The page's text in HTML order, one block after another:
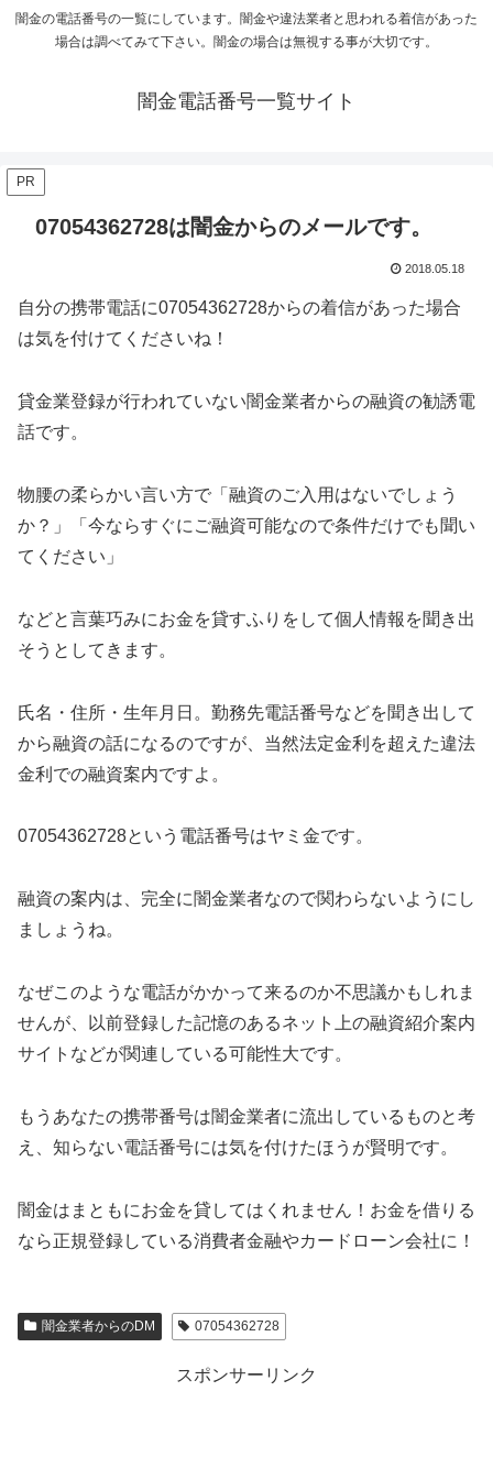
闇金の電話番号の一覧にしています。闇金や違法業者と思われる着信があった
場合は調べてみて下さい。闇金の場合は無視する事が大切です。
闇金電話番号一覧サイト
PR
07054362728は闇金からのメールです。
2018.05.18
自分の携帯電話に07054362728からの着信があった場合
は気を付けてくださいね！
貸金業登録が行われていない闇金業者からの融資の勧誘電
話です。
物腰の柔らかい言い方で「融資のご入用はないでしょう
か？」「今ならすぐにご融資可能なので条件だけでも聞い
てください」
などと言葉巧みにお金を貸すふりをして個人情報を聞き出
そうとしてきます。
氏名・住所・生年月日。勤務先電話番号などを聞き出して
から融資の話になるのですが、当然法定金利を超えた違法
金利での融資案内ですよ。
07054362728という電話番号はヤミ金です。
融資の案内は、完全に闇金業者なので関わらないようにし
ましょうね。
なぜこのような電話がかかって来るのか不思議かもしれま
せんが、以前登録した記憶のあるネット上の融資紹介案内
サイトなどが関連している可能性大です。
もうあなたの携帯番号は闇金業者に流出しているものと考
え、知らない電話番号には気を付けたほうが賢明です。
闇金はまともにお金を貸してはくれません！お金を借りる
なら正規登録している消費者金融やカードローン会社に！
闇金業者からのDM 07054362728
スポンサーリンク